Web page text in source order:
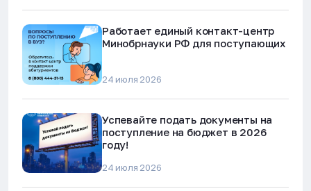
Работает единый контакт-центр
Минобрнауки РФ для поступающих
24 июля 2026
Успевайте подать документы на
поступление на бюджет в 2026
году!
24 июля 2026